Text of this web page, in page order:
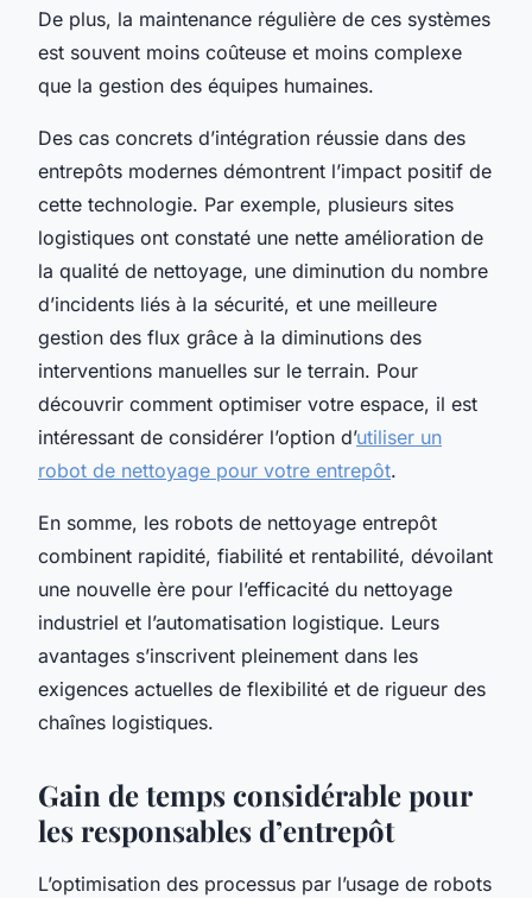
De plus, la maintenance régulière de ces systèmes
est souvent moins coûteuse et moins complexe
que la gestion des équipes humaines.
Des cas concrets d’intégration réussie dans des
entrepôts modernes démontrent l’impact positif de
cette technologie. Par exemple, plusieurs sites
logistiques ont constaté une nette amélioration de
la qualité de nettoyage, une diminution du nombre
d’incidents liés à la sécurité, et une meilleure
gestion des flux grâce à la diminutions des
interventions manuelles sur le terrain. Pour
découvrir comment optimiser votre espace, il est
intéressant de considérer l’option d’utiliser un
robot de nettoyage pour votre entrepôt.
En somme, les robots de nettoyage entrepôt
combinent rapidité, fiabilité et rentabilité, dévoilant
une nouvelle ère pour l’efficacité du nettoyage
industriel et l’automatisation logistique. Leurs
avantages s’inscrivent pleinement dans les
exigences actuelles de flexibilité et de rigueur des
chaînes logistiques.
Gain de temps considérable pour
les responsables d’entrepôt
L’optimisation des processus par l’usage de robots